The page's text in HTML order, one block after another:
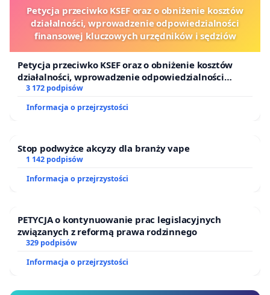
Petycja przeciwko KSEF oraz o obniżenie kosztów
działalności, wprowadzenie odpowiedzialności
finansowej kluczowych urzędników i sędziów
Petycja przeciwko KSEF oraz o obniżenie kosztów
działalności, wprowadzenie odpowiedzialności
finansowej kluczowych urzędników i sędziów
3 172 podpisów
Informacja o przejrzystości
Stop podwyżce akcyzy dla branży vape
1 142 podpisów
Informacja o przejrzystości
PETYCJA o kontynuowanie prac legislacyjnych
związanych z reformą prawa rodzinnego
329 podpisów
Informacja o przejrzystości